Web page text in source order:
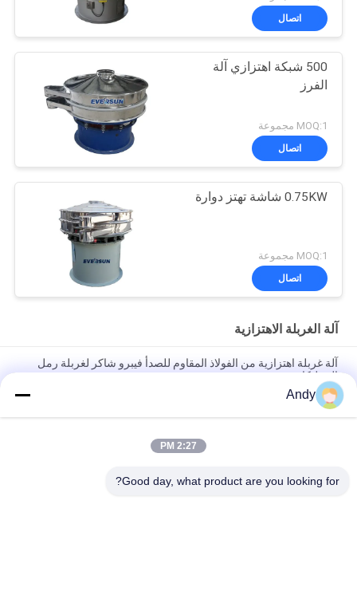
اتصال
500 شبكة اهتزازي آلة
الفرز
MOQ:1 مجموعة
اتصال
0.75KW شاشة تهتز دوارة
MOQ:1 مجموعة
اتصال
آلة الغربلة الاهتزازية
آلة غربلة اهتزازية من الفولاذ المقاوم للصدأ فيبرو شاكر لغربلة رمل
السيليكا
آلة الفحص الاهتزازية باستخدام حركة المواد على سطح الشاشة لفصل
المواد الدقيقة والقاسية
آلة الفحص الاهتزازية ذات مسار حركة ثلاثي الأبعاد لفحص المواد الحبيبية
Andy
2:27 PM
Good day, what product are you looking for?